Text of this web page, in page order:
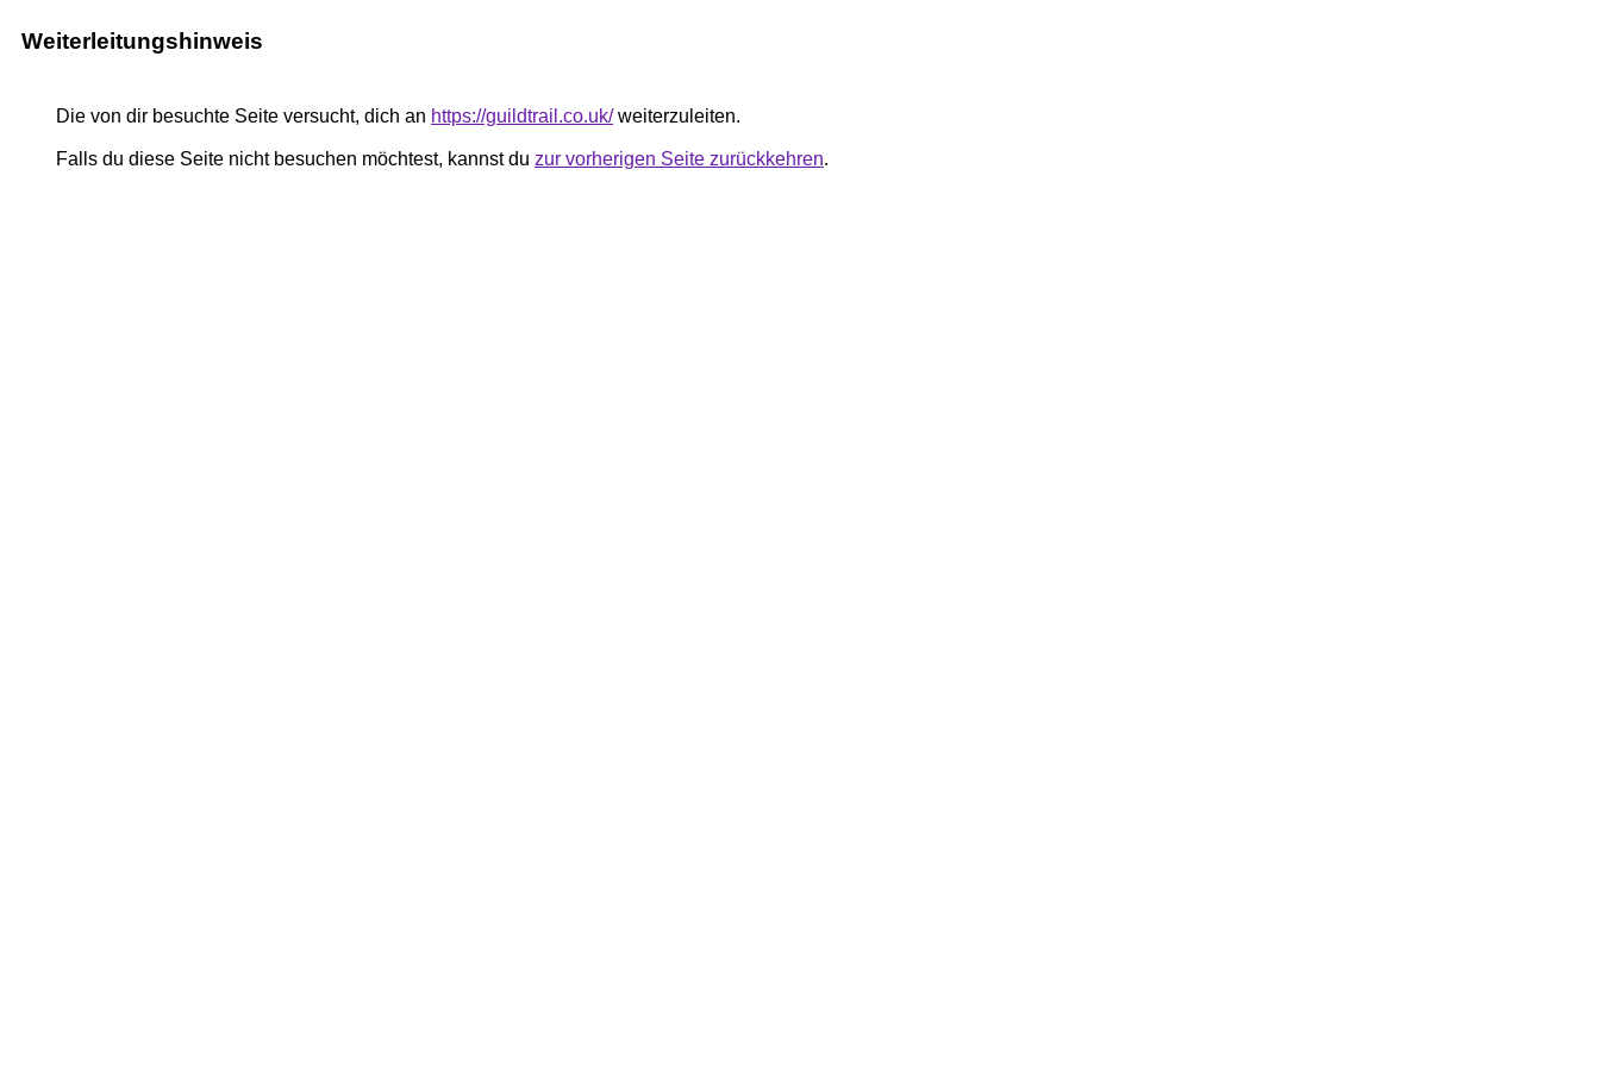
Weiterleitungshinweis
Die von dir besuchte Seite versucht, dich an https://guildtrail.co.uk/weiterzuleiten.
Falls du diese Seite nicht besuchen möchtest, kannst du zur vorherigen Seite zurückkehren.